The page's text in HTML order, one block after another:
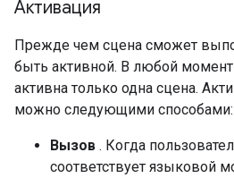
Активация
Прежде чем сцена сможет
быть активной. В любой
активна только одна сцена.
можно следующими способами:
Вызов . Когда
соответствует языковой